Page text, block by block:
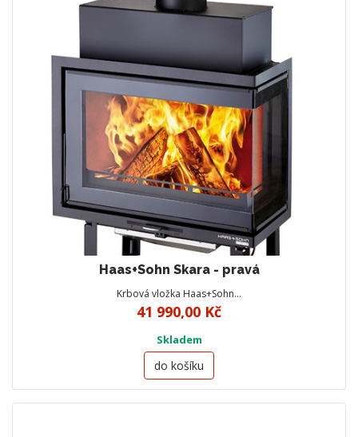
Haas+Sohn Skara - pravá
Krbová vložka Haas+Sohn…
41 990,00 Kč
Skladem
do košíku